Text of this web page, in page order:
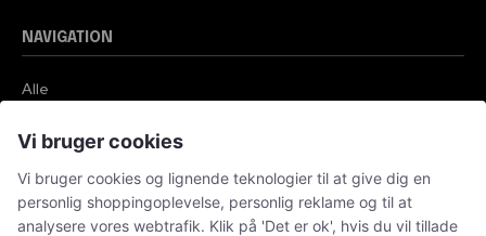
NAVIGATION
Alle
Hunde
Katteudstyr
Kaniner
Vi bruger cookies
Vi bruger cookies og lignende teknologier til at give dig en
personlig shoppingoplevelse, personlig reklame og til at
analysere vores webtrafik. Klik på 'Det er ok', hvis du vil tillade